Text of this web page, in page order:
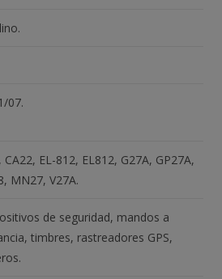
07.
CA22, EL-812, EL812, G27A, GP27A,
MN27, V27A.
de seguridad, mandos a
timbres, rastreadores GPS,